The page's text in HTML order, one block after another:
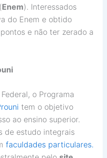
Enem). Interessados
do Enem e obtido
e não ter zerado a
o Programa
tem o objetivo
ao ensino superior.
de estudo integrais
faculdades particulares.